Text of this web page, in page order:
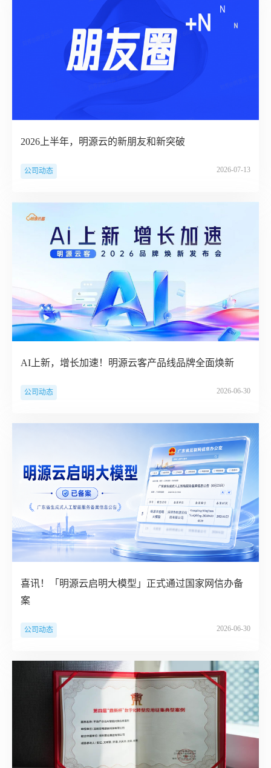
2026上半年，明源云的新朋友和新突破
公司动态 2026-07-13
AI上新，增长加速！明源云客产品线品牌全面焕新
公司动态 2026-06-30
喜讯！「明源云启明大模型」正式通过国家网信办备
案
公司动态 2026-06-30